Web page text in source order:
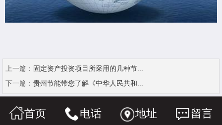
上一篇： 固定资产投资项目所采用的几种节...
下一篇： 贵州节能带您了解《中华人民共和...
首页 电话 地址 留言